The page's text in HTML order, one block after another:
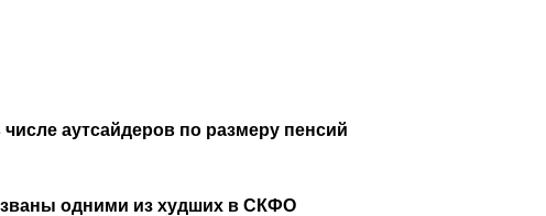
аутсайдеров по размеру пенсий
одними из худших в СКФО